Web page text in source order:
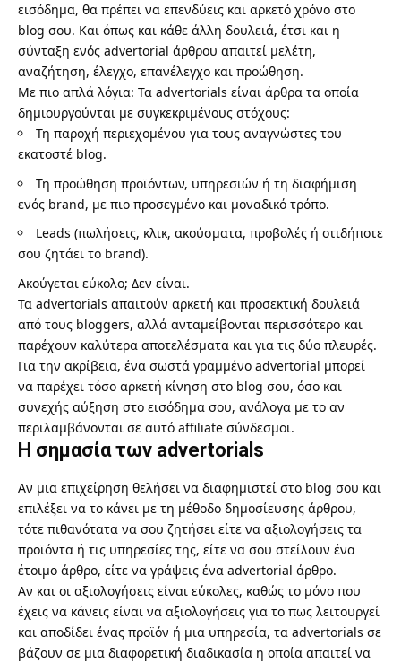
εισόδημα, θα πρέπει να επενδύεις και αρκετό χρόνο στο
blog σου. Και όπως και κάθε άλλη δουλειά, έτσι και η
σύνταξη ενός advertorial άρθρου απαιτεί μελέτη,
αναζήτηση, έλεγχο, επανέλεγχο και προώθηση.
Με πιο απλά λόγια: Τα advertorials είναι άρθρα τα οποία
δημιουργούνται με συγκεκριμένους στόχους:
Τη παροχή περιεχομένου για τους αναγνώστες του
εκατοστέ blog.
Τη προώθηση προϊόντων, υπηρεσιών ή τη διαφήμιση
ενός brand, με πιο προσεγμένο και μοναδικό τρόπο.
Leads (πωλήσεις, κλικ, ακούσματα, προβολές ή οτιδήποτε
σου ζητάει το brand).
Ακούγεται εύκολο; Δεν είναι.
Τα advertorials απαιτούν αρκετή και προσεκτική δουλειά
από τους bloggers, αλλά ανταμείβονται περισσότερο και
παρέχουν καλύτερα αποτελέσματα και για τις δύο πλευρές.
Για την ακρίβεια, ένα σωστά γραμμένο advertorial μπορεί
να παρέχει τόσο αρκετή κίνηση στο blog σου, όσο και
συνεχής αύξηση στο εισόδημα σου, ανάλογα με το αν
περιλαμβάνονται σε αυτό affiliate σύνδεσμοι.
Η σημασία των advertorials
Αν μια επιχείρηση θελήσει να διαφημιστεί στο blog σου και
επιλέξει να το κάνει με τη μέθοδο δημοσίευσης άρθρου,
τότε πιθανότατα να σου ζητήσει είτε να αξιολογήσεις τα
προϊόντα ή τις υπηρεσίες της, είτε να σου στείλουν ένα
έτοιμο άρθρο, είτε να γράψεις ένα advertorial άρθρο.
Αν και οι αξιολογήσεις είναι εύκολες, καθώς το μόνο που
έχεις να κάνεις είναι να αξιολογήσεις για το πως λειτουργεί
και αποδίδει ένας προϊόν ή μια υπηρεσία, τα advertorials σε
βάζουν σε μια διαφορετική διαδικασία η οποία απαιτεί να